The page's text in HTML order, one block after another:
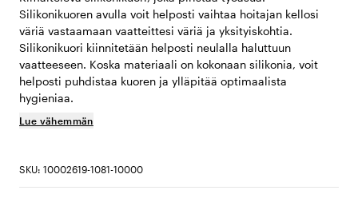
Silikonikuoren avulla voit helposti vaihtaa hoitajan kellosi
väriä vastaamaan vaatteittesi väriä ja yksityiskohtia.
Silikonikuori kiinnitetään helposti neulalla haluttuun
vaatteeseen. Koska materiaali on kokonaan silikonia, voit
helposti puhdistaa kuoren ja ylläpitää optimaalista
hygieniaa.
Lue vähemmän
SKU: 10002619-1081-10000